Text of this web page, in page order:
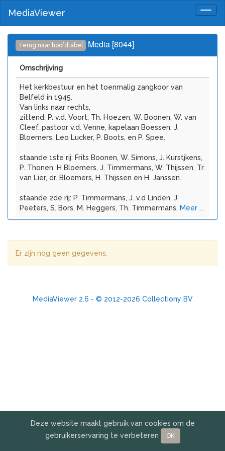
MediaViewer
Terug naar hoofdtabel Media [8044]
Omschrijving
Het kerkbestuur en het toenmalig zangkoor van
Belfeld in 1945.
Van links naar rechts,
zittend: P. v.d. Voort, Th. Hoezen, W. Boonen, W. van
Cleef, pastoor v.d. Venne, kapelaan Boessen, J.
Bloemers, Leo Lucker, P. Boots, en P. Spee.
staande 1ste rij: Frits Boonen, W. Simons, J. Kurstjkens,
P. Thonen, H Bloemers, J. Timmermans, W. Thijssen, Tr.
van Lier, dr. Bloemers, H. Thijssen en H. Janssen.
staande 2de rij: P. Timmermans, J. v.d Linden, J.
Peeters, S. Bors, M. Heggers, Th. Timmermans, Meer ...
Er zijn nog geen gegevens.
MediaViewer 2.6 - © 2012-2026 Collectiony BV
Deze website maakt gebruik van cookies om de
gebruikerservaring te verbeteren
OK